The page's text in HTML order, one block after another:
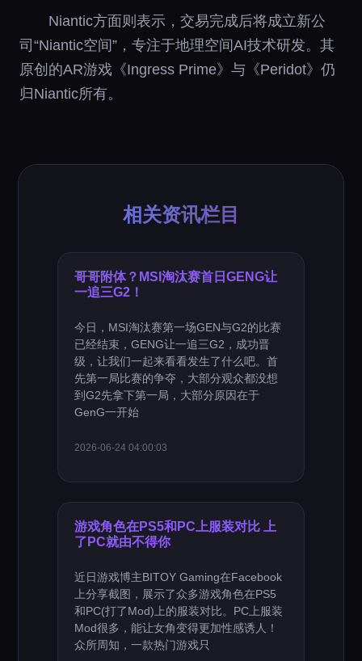
Niantic方面则表示，交易完成后将成立新公
司“Niantic空间”，专注于地理空间AI技术研发。其
原创的AR游戏《Ingress Prime》与《Peridot》仍
归Niantic所有。
相关资讯栏目
哥哥附体？MSI淘汰赛首日GENG让
一追三G2！
今日，MSI淘汰赛第一场GEN与G2的比赛
已经结束，GENG让一追三G2，成功晋
级，让我们一起来看看发生了什么吧。首
先第一局比赛的争夺，大部分观众都没想
到G2先拿下第一局，大部分原因在于
GenG一开始
2026-06-24 04:00:03
游戏角色在PS5和PC上服装对比 上
了PC就由不得你
近日游戏博主BITOY Gaming在Facebook
上分享截图，展示了众多游戏角色在PS5
和PC(打了Mod)上的服装对比。PC上服装
Mod很多，能让女角变得更加性感诱人！
众所周知，一款热门游戏只